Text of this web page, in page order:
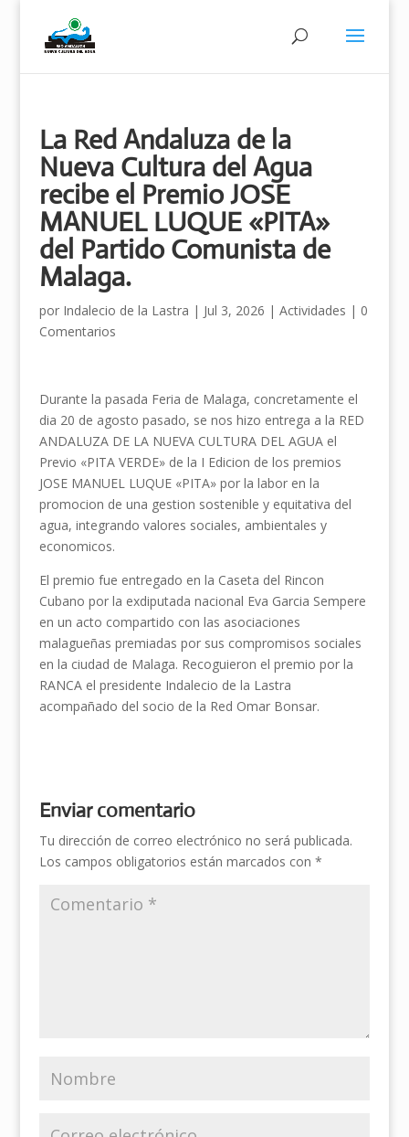
La Red Andaluza de la
Nueva Cultura del Agua
recibe el Premio JOSE
MANUEL LUQUE «PITA»
del Partido Comunista de
Malaga.
por Indalecio de la Lastra | Jul 3, 2026 | Actividades | 0
Comentarios
Durante la pasada Feria de Malaga, concretamente el
dia 20 de agosto pasado, se nos hizo entrega a la RED
ANDALUZA DE LA NUEVA CULTURA DEL AGUA el
Previo «PITA VERDE» de la I Edicion de los premios
JOSE MANUEL LUQUE «PITA» por la labor en la
promocion de una gestion sostenible y equitativa del
agua, integrando valores sociales, ambientales y
economicos.
El premio fue entregado en la Caseta del Rincon
Cubano por la exdiputada nacional Eva Garcia Sempere
en un acto compartido con las asociaciones
malagueñas premiadas por sus compromisos sociales
en la ciudad de Malaga. Recoguieron el premio por la
RANCA el presidente Indalecio de la Lastra
acompañado del socio de la Red Omar Bonsar.
Enviar comentario
Tu dirección de correo electrónico no será publicada.
Los campos obligatorios están marcados con *